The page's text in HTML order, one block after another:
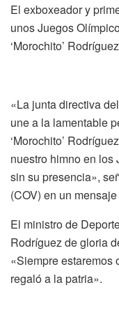
El exboxeador y
unos Juegos
‘Morochito’
«La junta directiva
une a la lamentable
‘Morochito’
nuestro himno en
sin su presencia»,
(COV) en un
El ministro de
Rodríguez de gloria
«Siempre estaremos
regaló a la patria».